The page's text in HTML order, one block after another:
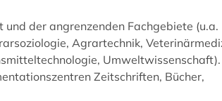
der angrenzenden Fachgebiete (u.a.
Agrartechnik,
Umweltwissenschaft).
Zeitschriften, Bücher,